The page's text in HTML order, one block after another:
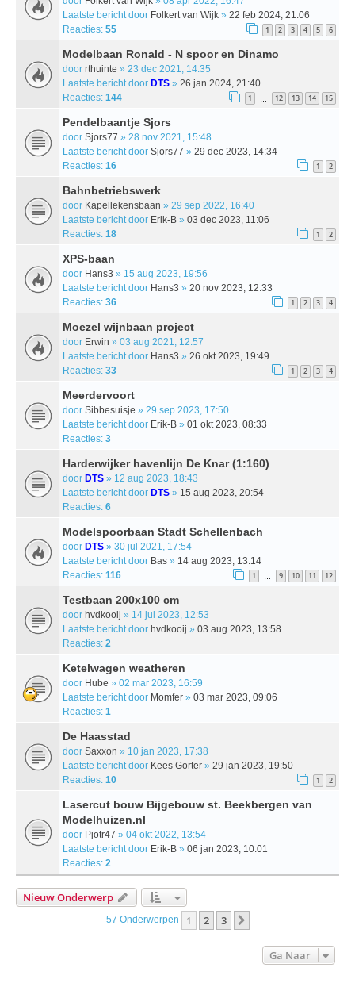
Laatste bericht door Folkert van Wijk » 22 feb 2024, 21:06
Reacties: 55 1 2 3 4 5 6
Modelbaan Ronald - N spoor en Dinamo
door rthuinte » 23 dec 2021, 14:35
Laatste bericht door DTS » 26 jan 2024, 21:40
Reacties: 144 1 12 13 14 15
Pendelbaantje Sjors
door Sjors77 » 28 nov 2021, 15:48
Laatste bericht door Sjors77 » 29 dec 2023, 14:34
Reacties: 16 1 2
Bahnbetriebswerk
door Kapellekensbaan » 29 sep 2022, 16:40
Laatste bericht door Erik-B » 03 dec 2023, 11:06
Reacties: 18 1 2
XPS-baan
door Hans3 » 15 aug 2023, 19:56
Laatste bericht door Hans3 » 20 nov 2023, 12:33
Reacties: 36 1 2 3 4
Moezel wijnbaan project
door Erwin » 03 aug 2021, 12:57
Laatste bericht door Hans3 » 26 okt 2023, 19:49
Reacties: 33 1 2 3 4
Meerdervoort
door Sibbesuisje » 29 sep 2023, 17:50
Laatste bericht door Erik-B » 01 okt 2023, 08:33
Reacties: 3
Harderwijker havenlijn De Knar (1:160)
door DTS » 12 aug 2023, 18:43
Laatste bericht door DTS » 15 aug 2023, 20:54
Reacties: 6
Modelspoorbaan Stadt Schellenbach
door DTS » 30 jul 2021, 17:54
Laatste bericht door Bas » 14 aug 2023, 13:14
Reacties: 116 1 9 10 11 12
Testbaan 200x100 cm
door hvdkooij » 14 jul 2023, 12:53
Laatste bericht door hvdkooij » 03 aug 2023, 13:58
Reacties: 2
Ketelwagen weatheren
door Hube » 02 mar 2023, 16:59
Laatste bericht door Momfer » 03 mar 2023, 09:06
Reacties: 1
De Haasstad
door Saxxon » 10 jan 2023, 17:38
Laatste bericht door Kees Gorter » 29 jan 2023, 19:50
Reacties: 10 1 2
Lasercut bouw Bijgebouw st. Beekbergen van
Modelhuizen.nl
door Pjotr47 » 04 okt 2022, 13:54
Laatste bericht door Erik-B » 06 jan 2023, 10:01
Reacties: 2
Nieuw Onderwerp
57 Onderwerpen 1 2 3
Ga Naar